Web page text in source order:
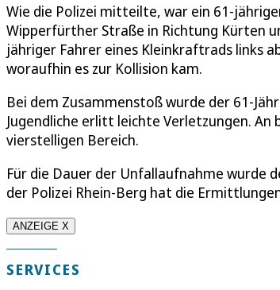
Wie die Polizei mitteilte, war ein 61-
Wipperfürther Straße in Richtung Kürten
jähriger Fahrer eines Kleinkraftrads links
woraufhin es zur Kollision kam.
Bei dem Zusammenstoß wurde der 61-
Jugendliche erlitt leichte Verletzungen.
vierstelligen Bereich.
Für die Dauer der Unfallaufnahme wurde
der Polizei Rhein-Berg hat die
ANZEIGE X
SERVICES